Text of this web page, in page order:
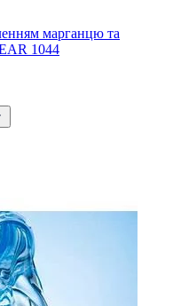
марганцю та
1044